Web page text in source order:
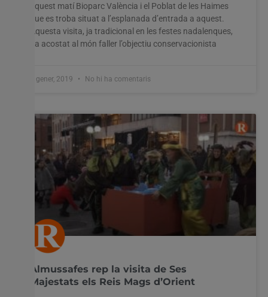
aquest matí Bioparc València i el Poblat de les Haimes
que es troba situat a l’esplanada d’entrada a aquest.
Aquesta visita, ja tradicional en les festes nadalenques,
ha acostat al món faller l’objectiu conservacionista
7 gener, 2019 No hi ha comentaris
Almussafes rep la visita de Ses
Majestats els Reis Mags d’Orient
Utilitzem cookies al nostre lloc web per oferir-vos
l'experiència més rellevant recordant les vostres preferències
"Configuració de les galetes" per proporcionar un
Configuració cookies Accepta tot